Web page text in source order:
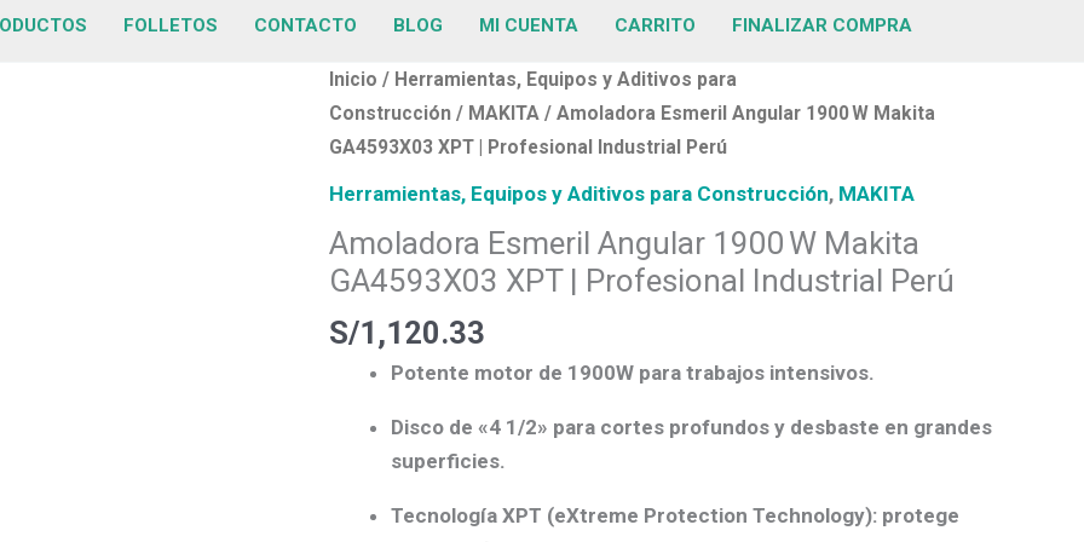
FOLLETOS CONTACTO BLOG MI CUENTA CARRITO FINALIZAR COMPRA
Inicio / Herramientas, Equipos y Aditivos para
Construcción / MAKITA / Amoladora Esmeril Angular 1900 W Makita
GA4593X03 XPT | Profesional Industrial Perú
Herramientas, Equipos y Aditivos para Construcción, MAKITA
Amoladora Esmeril Angular 1900 W Makita
GA4593X03 XPT | Profesional Industrial Perú
S/1,120.33
Potente motor de 1900W para trabajos intensivos.
Disco de «4 1/2» para cortes profundos y desbaste en grandes
superficies.
Tecnología XPT (eXtreme Protection Technology): protege
Amoladora
Esmeril
Angular
1900 W
GA4593X03
XPT
Profesional
Industrial
cantidad